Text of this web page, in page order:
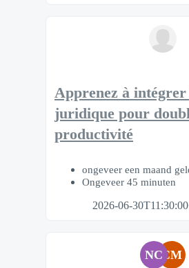
Apprenez à
juridique pour
productivité
ongeveer een maand
Ongeveer 45 minuten
2026-06-
NCCM